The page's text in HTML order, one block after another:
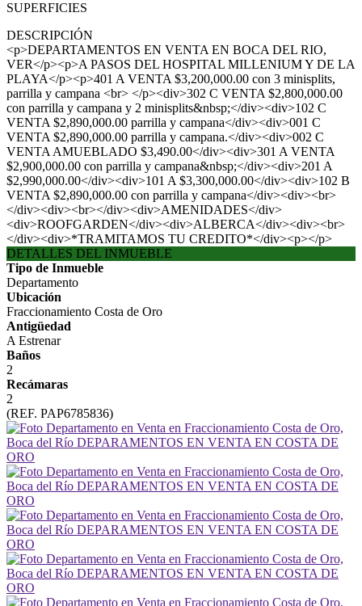
SUPERFICIES
DESCRIPCIÓN
<p>DEPARTAMENTOS EN VENTA EN BOCA DEL RIO,
VER</p><p>A PASOS DEL HOSPITAL MILLENIUM Y DE LA
PLAYA</p><p>401 A VENTA $3,200,000.00 con 3 minisplits,
parrilla y campana <br> </p><div>302 C VENTA $2,800,000.00
con parrilla y campana y 2 minisplits&nbsp;</div><div>102 C
VENTA $2,890,000.00 parrilla y campana</div><div>001 C
VENTA $2,890,000.00 parrilla y campana.</div><div>002 C
VENTA AMUEBLADO $3,490.00</div><div>301 A VENTA
$2,900,000.00 con parrilla y campana&nbsp;</div><div>201 A
$2,990,000.00</div><div>101 A $3,300,000.00</div><div>102 B
VENTA $2,890,000.00 con parrilla y campana</div><div><br>
</div><div><br></div><div>AMENIDADES</div>
<div>ROOFGARDEN</div><div>ALBERCA</div><div><br>
</div><div>*TRAMITAMOS TU CREDITO*</div><p></p>
DETALLES DEL INMUEBLE
Tipo de Inmueble
Departamento
Ubicación
Fraccionamiento Costa de Oro
Antigüedad
A Estrenar
Baños
2
Recámaras
2
(REF. PAP6785836)